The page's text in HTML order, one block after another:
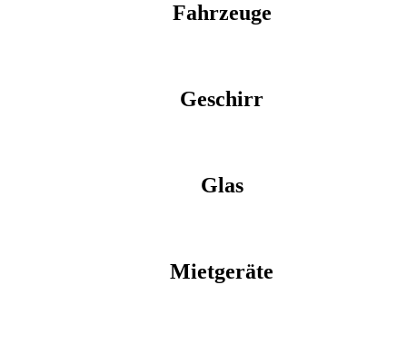
Fahrzeuge
Geschirr
Glas
Mietgeräte